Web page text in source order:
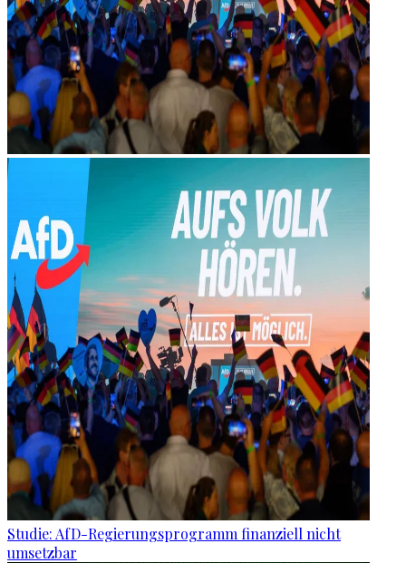
Studie: AfD-Regierungsprogramm finanziell nicht
umsetzbar